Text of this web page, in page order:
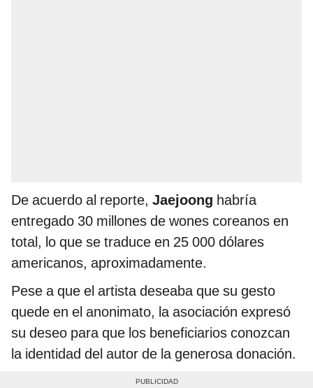
De acuerdo al reporte, Jaejoong habría
entregado 30 millones de wones coreanos en
total, lo que se traduce en 25 000 dólares
americanos, aproximadamente.
Pese a que el artista deseaba que su gesto
quede en el anonimato, la asociación expresó
su deseo para que los beneficiarios conozcan
la identidad del autor de la generosa donación.